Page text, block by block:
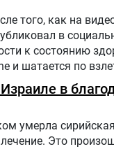
того, как на
в
к состоянию
и шатается по
в
умерла
Это